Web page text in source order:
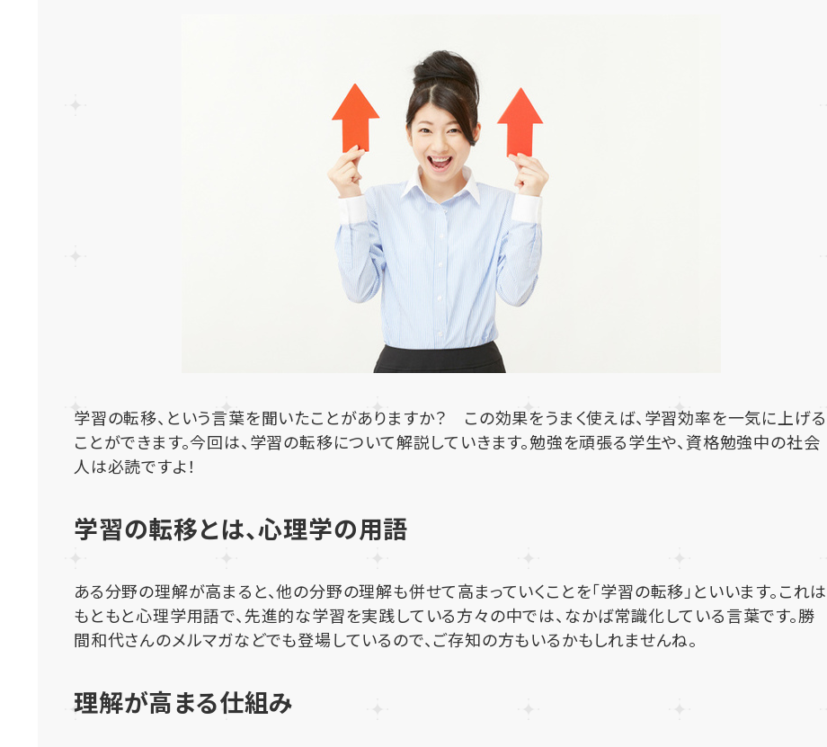
学習の転移、という言葉を聞いたことがありますか？ この効果をうまく使えば、学習効率を一気に上げる
ことができます。今回は、学習の転移について解説していきます。勉強を頑張る学生や、資格勉強中の社会
人は必読ですよ！
学習の転移とは、心理学の用語
ある分野の理解が高まると、他の分野の理解も併せて高まっていくことを「学習の転移」といいます。これは
もともと心理学用語で、先進的な学習を実践している方々の中では、なかば常識化している言葉です。勝
間和代さんのメルマガなどでも登場しているので、ご存知の方もいるかもしれませんね。
理解が高まる仕組み